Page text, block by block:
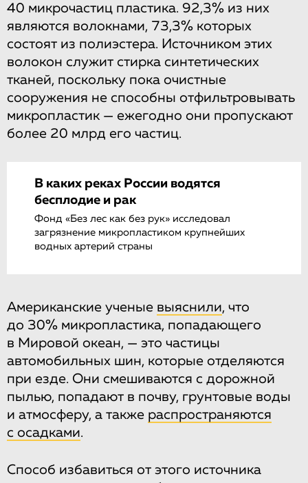
40 микрочастиц пластика. 92,3% из них
являются волокнами, 73,3% которых
состоят из полиэстера. Источником этих
волокон служит стирка синтетических
тканей, поскольку пока очистные
сооружения не способны отфильтровывать
микропластик — ежегодно они пропускают
более 20 млрд его частиц.
В каких реках России водятся
бесплодие и рак
Фонд «Без лес как без рук» исследовал
загрязнение микропластиком крупнейших
водных артерий страны
Американские ученые выяснили, что
до 30% микропластика, попадающего
в Мировой океан, — это частицы
автомобильных шин, которые отделяются
при езде. Они смешиваются с дорожной
пылью, попадают в почву, грунтовые воды
и атмосферу, а также распространяются
с осадками.
Способ избавиться от этого источника